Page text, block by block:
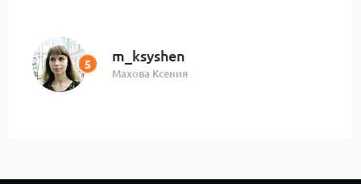
m_ksyshen
Махова Ксения